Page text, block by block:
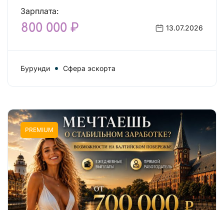
Зарплата:
800 000 ₽ 13.07.2026
Бурунди Сфера эскорта
PREMIUM